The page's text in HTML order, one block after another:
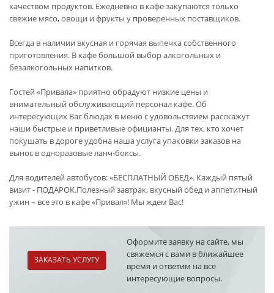
качеством продуктов. Ежедневно в кафе закупаются только
свежие мясо, овощи и фрукты у проверенных поставщиков.
Всегда в наличии вкусная и горячая выпечка собственного
приготовления. В кафе большой выбор алкогольных и
безалкогольных напитков.
Гостей «Привала» приятно обрадуют низкие цены и
внимательный обслуживающий персонал кафе. Об
интересующих Вас блюдах в меню с удовольствием расскажут
наши быстрые и приветливые официанты. Для тех, кто хочет
покушать в дороге удобна наша услуга упаковки заказов на
вынос в одноразовые ланч-боксы.
Для водителей автобусов: «БЕСПЛАТНЫЙ ОБЕД». Каждый пятый
визит - ПОДАРОК.Полезный завтрак, вкусный обед и аппетитный
ужин – все это в кафе «Привал»! Мы ждем Вас!
ЗАКАЗАТЬ УСЛУГУ
Оформите заявку на сайте, мы
свяжемся с вами в ближайшее
время и ответим на все
интересующие вопросы.